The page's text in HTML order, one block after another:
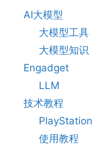
AI大模型
大模型工具
大模型知识
Engadget
LLM
技术教程
PlayStation
使用教程